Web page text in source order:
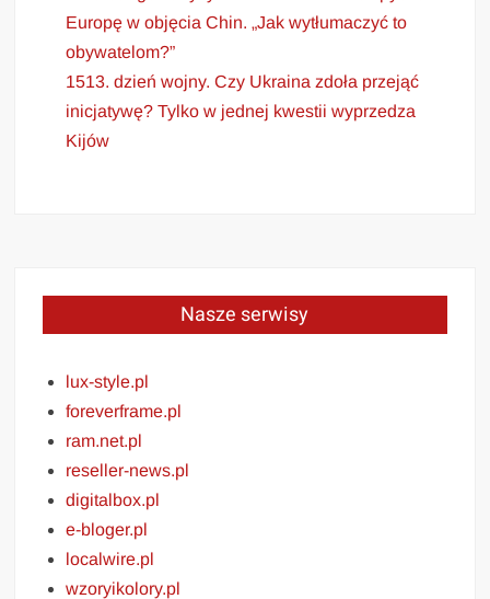
Europę w objęcia Chin. „Jak wytłumaczyć to
obywatelom?”
1513. dzień wojny. Czy Ukraina zdoła przejąć
inicjatywę? Tylko w jednej kwestii wyprzedza
Kijów
Nasze serwisy
lux-style.pl
foreverframe.pl
ram.net.pl
reseller-news.pl
digitalbox.pl
e-bloger.pl
localwire.pl
wzoryikolory.pl